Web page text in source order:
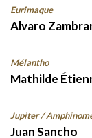
Eurimaque
Alvaro
Mélantho
Mathilde
Jupiter /
Juan Sancho